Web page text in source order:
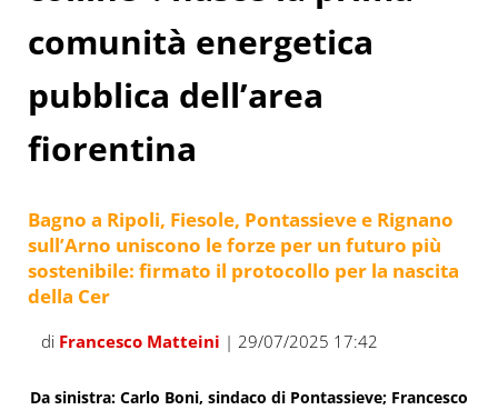
comunità energetica
pubblica dell’area
fiorentina
Bagno a Ripoli, Fiesole, Pontassieve e Rignano
sull’Arno uniscono le forze per un futuro più
sostenibile: firmato il protocollo per la nascita
della Cer
di Francesco Matteini | 29/07/2025 17:42
Da sinistra: Carlo Boni, sindaco di Pontassieve; Francesco